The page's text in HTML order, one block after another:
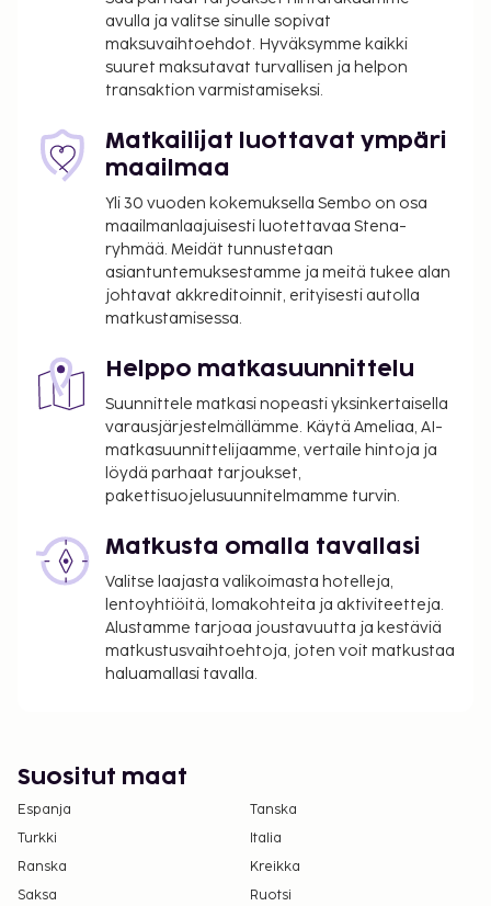
Käytössäsi on kuivapesula-/pesulapalvelut, ympäri
vuorokauden auki oleva vastaanotto ja
kielitaitoinen henkilökunta. Hyödynnä
vuorokauden). Hyödynnä terassi, puutarha ja
ilmainen langaton internetyhteys. Tämä hotelli
huonepalvelun (rajoitettuina aikoina). Baarissa voit
nauttia raikasta juotavaa. Maksullinen
buffetaamiainen tarjotaan päivittäin klo 7.00–11.00.
Tämän majoituspaikan virallisen tähtiluokituksen on
myöntänyt Ranskan turismin kehitysjärjestö ATOUT.
Majoituspaikka veloittaa seuraavat paikan päällä
suoritettavat maksut. Maksuihin saattaa sisältyä
sovellettavat verot:
Kaupungin perimä vero: 5.53 EUR per henkilö
per yö. Tätä veroa ei peritä alle 18 vuotta
vanhoilta lapsilta.
Tässä on mainittu kaikki majoituspaikan meille
ilmoittamat maksut.
Maksu buffetaamiaisesta: noin 14.00 EUR per
henkilö
Lentokenttäkuljetusmaksu: 85 EUR per henkilö
menopaluu
Yllä oleva luettelo ei ehkä kata kaikkea. Maksut ja
takuumaksut eivät välttämättä sisällä veroja, ja ne
saattavat muuttua.
Kansallisten määräysten vuoksi käteismaksut
avulla ja valitse sinulle sopivat
maksuvaihtoehdot. Hyväksymme kaikki
suuret maksutavat turvallisen ja helpon
transaktion varmistamiseksi.
Matkailijat luottavat ympäri
maailmaa
Yli 30 vuoden kokemuksella Sembo on osa
maailmanlaajuisesti luotettavaa Stena-
ryhmää. Meidät tunnustetaan
asiantuntemuksestamme ja meitä tukee alan
johtavat akkreditoinnit, erityisesti autolla
matkustamisessa.
Helppo matkasuunnittelu
Suunnittele matkasi nopeasti yksinkertaisella
varausjärjestelmällämme. Käytä Ameliaa, AI-
matkasuunnittelijaamme, vertaile hintoja ja
löydä parhaat tarjoukset,
pakettisuojelusuunnitelmamme turvin.
Matkusta omalla tavallasi
Valitse laajasta valikoimasta hotelleja,
lentoyhtiöitä, lomakohteita ja aktiviteetteja.
Alustamme tarjoaa joustavuutta ja kestäviä
matkustusvaihtoehtoja, joten voit matkustaa
haluamallasi tavalla.
Suositut maat
Espanja
Tanska
Turkki
Italia
Ranska
Kreikka
Saksa
Ruotsi